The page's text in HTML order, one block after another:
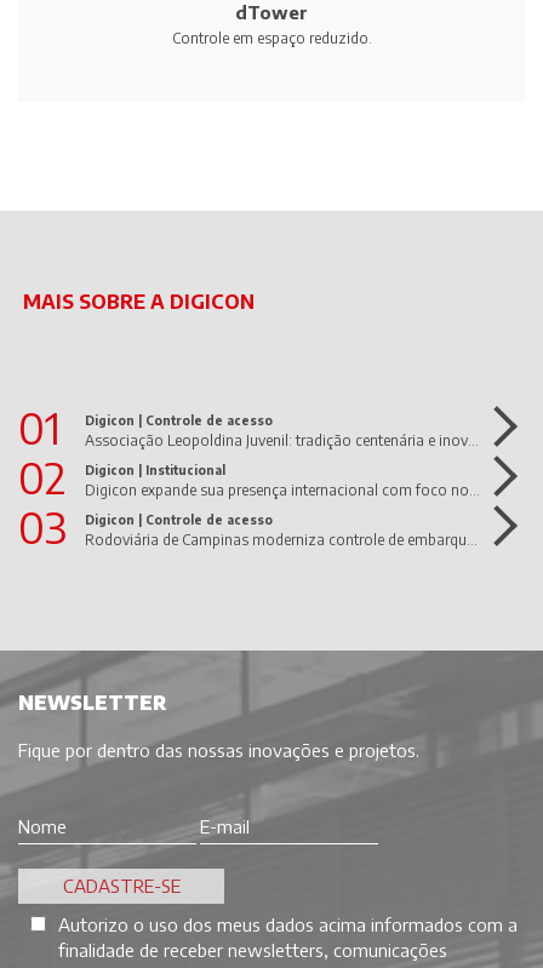
dTower
Controle em espaço reduzido.
MAIS SOBRE A DIGICON
01 Digicon | Controle de acesso
02 Digicon | Institucional
03 Digicon | Controle de acesso
NEWSLETTER
Fique por dentro das nossas inovações e projetos.
Autorizo o uso dos meus dados acima informados com a
finalidade de receber newsletters, comunicações